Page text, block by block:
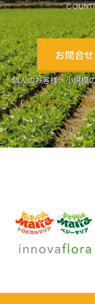
お問合
個人のお客様、小規模
「ムンドラティーノ楽